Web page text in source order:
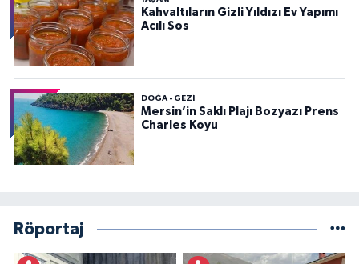
Kahvaltıların Gizli Yıldızı Ev Yapımı
Acılı Sos
DOĞA - GEZI
Mersin’in Saklı Plajı Bozyazı Prens
Charles Koyu
Röportaj